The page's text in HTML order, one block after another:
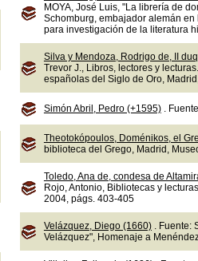
MOYA, José Luis, "La librería de
Schomburg, embajador alemán
para investigación de la literatura
Silva y Mendoza, Rodrigo de, II
Trevor J., Libros, lectores y
españolas del Siglo de Oro,
Simón Abril, Pedro (+1595).
Theotokópoulos, Doménikos, el
biblioteca del Grego, Madrid,
Toledo, Ana de, condesa de
Rojo, Antonio, Bibliotecas y
2004, págs. 403-405
Velázquez, Diego (1660). Fuente:
Velázquez", Homenaje a